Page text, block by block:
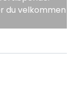
du velkommen